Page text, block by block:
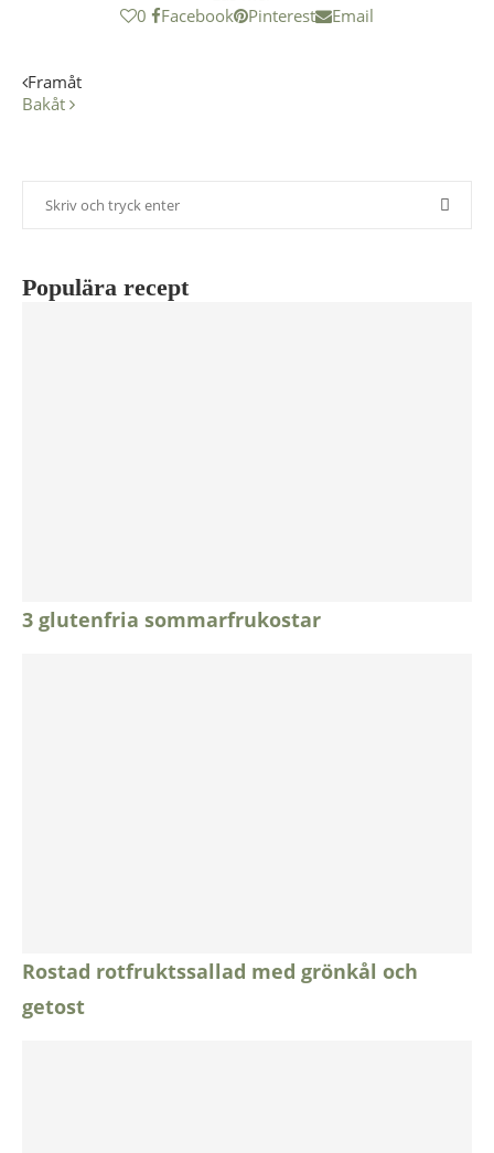
0
Facebook Pinterest Email
Framåt
Bakåt
Populära recept
3 glutenfria sommarfrukostar
Rostad rotfruktssallad med grönkål och
getost